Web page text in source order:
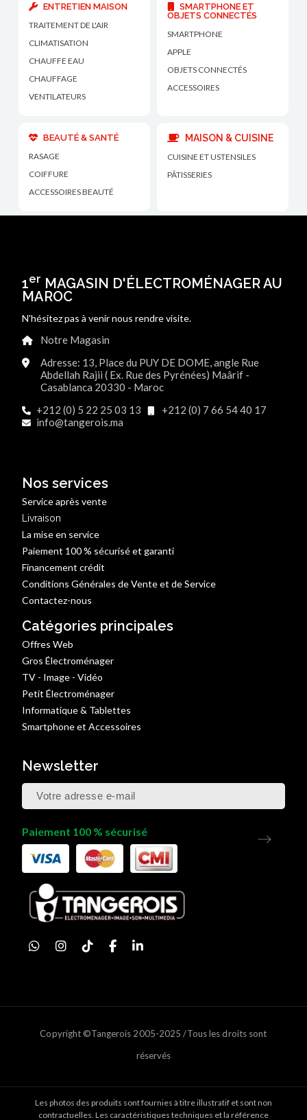
ENTRETIEN MAISON
TRAITEMENT DE L'AIR
CLIMATISATION
CHAUFFE EAU
CHAUFFAGE
VENTILATEURS
SMARTPHONE ET
OBJETS CONNECTÉS
SMARTPHONE
APPLE
OBJETS CONNECTÉS
ACCESSOIRES
BEAUTÉ & SANTÉ
RASAGE
COIFFURE
ACCESSOIRES BEAUTÉ
MAISON & CUISINE
CUISINE ET USTENSILES
PÂTISSERIES
1er MAGASIN D'ÉLECTROMÉNAGER AU
MAROC
N'hésitez pas à venir nous rendre visite.
Notre Magasin
Adresse: 13, Place du PUY DE DOME, angle Rue
Abdellah Rajii ( Ex. Rue des Pyrénées) Maârif -
Casablanca 20330 - Maroc
+212 (0) 5 22 25 03 13
+212 (0) 7 66 54 40 17
info@tangerois.ma
Nos services
Service après vente
Livraison
La mise en service
Paiement 100 % sécurisé et garanti
Financement crédit
Conditions Générales de Vente et de Service
Contactez-nous
Catégories principales
Offres Web
Gros Électroménager
TV - Image - Vidéo
Petit Électroménager
Informatique & Tablettes
Smartphone et Accessoires
Newsletter
Paiement 100 % sécurisé
Copyright ©Tangerois 2005-2025 /Tous les droits sont
réservés
Les photos des produits sont fournies à titre illustratif et sont non
contractuelles. Les caractéristiques techniques et la référence